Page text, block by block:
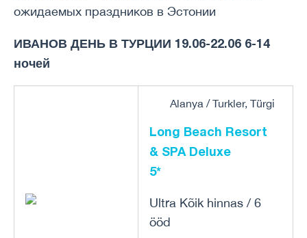
ожидаемых праздников в Эстонии
ИВАНОВ ДЕНЬ В ТУРЦИИ 19.06-22.06 6-14
ночей
Alanya / Turkler, Türgi
Long Beach Resort
& SPA Deluxe
5*
Ultra Kõik hinnas / 6
ööd